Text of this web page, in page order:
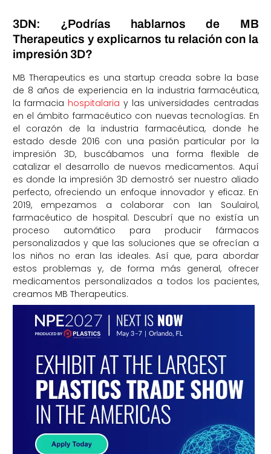
3DN: ¿Podrías hablarnos de MB
Therapeutics y explicarnos tu relación con la
impresión 3D?
MB Therapeutics es una startup creada sobre la base
de 8 años de experiencia en la industria farmacéutica,
la farmacia hospitalaria y las universidades centradas
en el ámbito farmacéutico con nuevas tecnologías. En
el corazón de la industria farmacéutica, donde he
estado desde 2016 con una pasión particular por la
impresión 3D, buscábamos una forma flexible de
catalizar el desarrollo de nuevos medicamentos. Aquí
es donde la impresión 3D demostró ser nuestro aliado
perfecto, ofreciendo un enfoque innovador y eficaz. En
2019, empezamos a colaborar con Ian Soulairol,
farmacéutico de hospital. Descubrí que no existía un
proceso automático para producir fármacos
personalizados y que las soluciones que se ofrecían a
los niños no eran las ideales. Así que, para abordar
estos problemas y, de forma más general, ofrecer
medicamentos personalizados a todos los pacientes,
creamos MB Therapeutics.